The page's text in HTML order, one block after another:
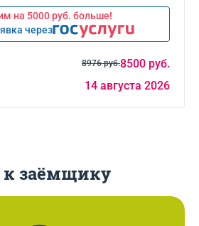
на 5000 руб. больше!
через
8500 руб.
8976 руб.
14 августа 2026
к заёмщику